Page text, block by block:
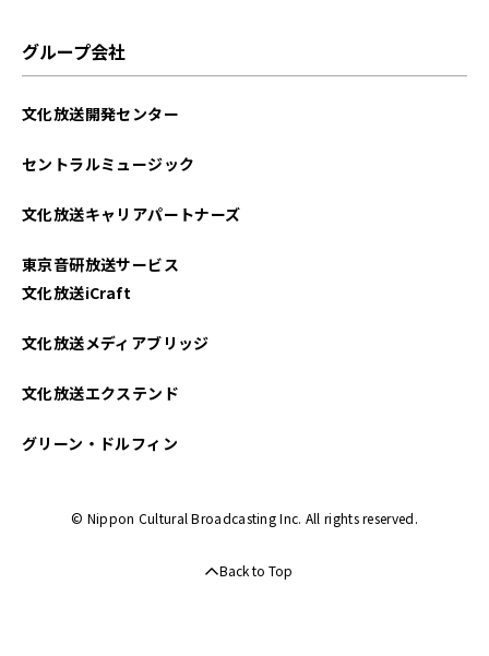
グループ会社
文化放送開発センター
セントラルミュージック
文化放送キャリアパートナーズ
東京音研放送サービス
文化放送iCraft
文化放送メディアブリッジ
文化放送エクステンド
グリーン・ドルフィン
© Nippon Cultural Broadcasting Inc. All rights reserved.
Back to Top